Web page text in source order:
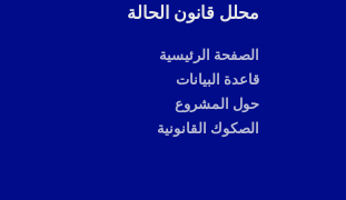
محلل قانون الحالة
الصفحة الرئيسية
قاعدة البيانات
حول المشروع
الصكوك القانونية